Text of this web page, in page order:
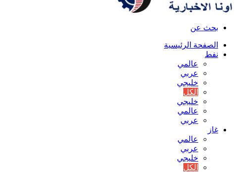
بحث عن
الصفحة الرئيسية
نفط
عالمي
عربي
خليجي
الكل
خليجي
عالمي
عربي
غاز
عالمي
عربي
خليجي
الكل